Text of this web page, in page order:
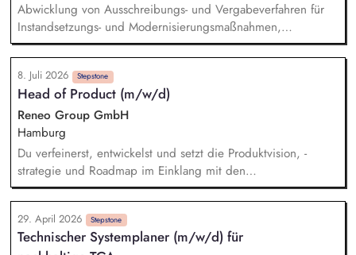
Abwicklung von Ausschreibungs- und Vergabeverfahren für
Instandsetzungs- und Modernisierungsmaßnahmen,
insbesondere im Bereich energieeffizienter
Sanierungsmaßnahmen Koordination und Steuerung
nachhaltiger Energieversorgungslösungen mit Schwerpunkt
Wärmepumpenumrüstung Erstellung von Aufstellungen,
Auswertungen und Übersichten zum Klimapfad sowie
Ableitung von Maßnahmen Budgetplanung und -kontrolle
sowie Budgetverantwortung für alle technischen Maßnahmen
8. Juli 2026 Stepstone
Head of Product (m/w/d)
Reneo Group GmbH
Hamburg
Du verfeinerst, entwickelst und setzt die Produktvision, -
strategie und Roadmap im Einklang mit den
Unternehmenszielen um. Du stellst sicher, dass Klima- und
Nachhaltigkeitsanforderungen – von regulatorischen
Vorgaben bis hin zu Kundenbedürfnissen – verständlich in
die Produktentwicklung einfließen. Du identifizierst neue
29. April 2026 Stepstone
Technischer Systemplaner (m/w/d) für